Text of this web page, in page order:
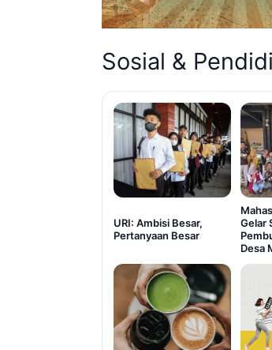
Sosial &
URI: Ambisi Besar,
Pertanyaan Besar
Gelar
Desa